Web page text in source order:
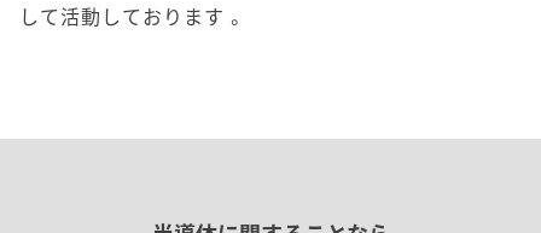
して活動しております 。